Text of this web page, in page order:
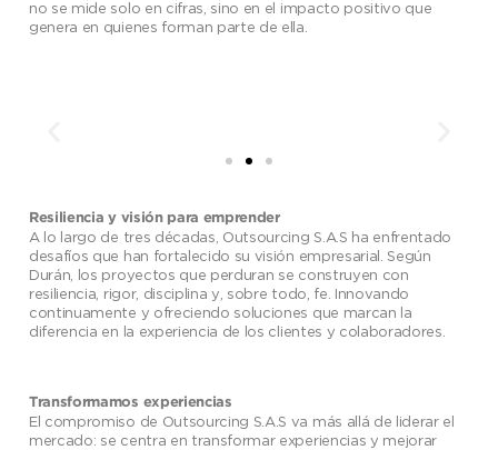
no se mide solo en cifras, sino en el impacto positivo que
genera en quienes forman parte de ella.
Resiliencia y visión para emprender
A lo largo de tres décadas, Outsourcing S.A.S ha enfrentado
desafíos que han fortalecido su visión empresarial. Según
Durán, los proyectos que perduran se construyen con
resiliencia, rigor, disciplina y, sobre todo, fe. Innovando
continuamente y ofreciendo soluciones que marcan la
diferencia en la experiencia de los clientes y colaboradores.
Transformamos experiencias
El compromiso de Outsourcing S.A.S va más allá de liderar el
mercado: se centra en transformar experiencias y mejorar